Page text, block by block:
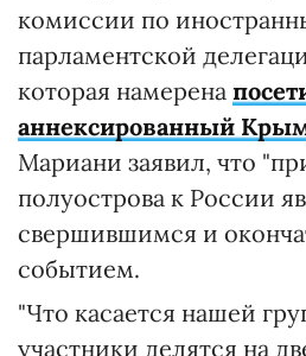
комиссии по
парламентской
которая намерена
аннексированный
Мариани заявил, что
полуострова к России
свершившимся и
событием.
"Что касается нашей
участники делятся на